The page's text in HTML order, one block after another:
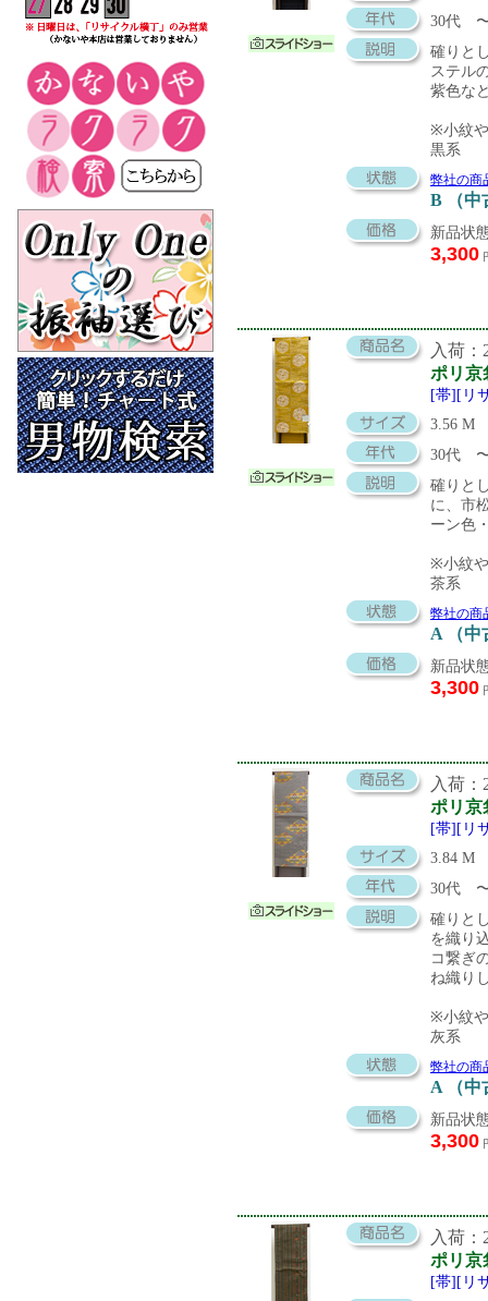
30代
確りと
ステル
紫色な
※小紋
黒系
弊社の商
B （中
新品状
3,300
入荷：
ポリ京
[帯][リ
3.56 M
30代
確りと
に、市
ーン色
※小紋
茶系
弊社の商
A （中
新品状
3,300
入荷：
ポリ京
[帯][リ
3.84 M
30代
確りと
を織り
コ繋ぎ
ね織り
※小紋
灰系
弊社の商
A （中
新品状
3,300
入荷：
ポリ京
[帯][リ